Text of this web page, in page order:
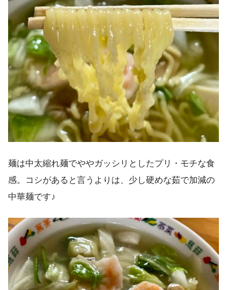
麺は中太縮れ麺でややガッシリとしたプリ・モチな食
感。コシがあると言うよりは、少し硬めな茹で加減の
中華麺です♪